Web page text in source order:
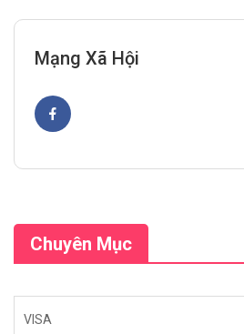
Mạng Xã Hội
Chuyên Mục
VISA